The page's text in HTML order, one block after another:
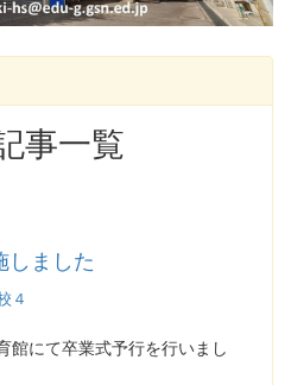
事一覧
しました
４
館にて卒業式予行を行いまし